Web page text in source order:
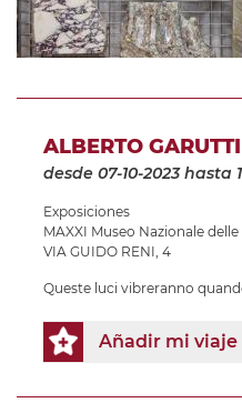
ALBERTO
desde 07-10-2023hasta
Exposiciones
MAXXI Museo Nazionale
VIA GUIDO RENI, 4
Queste luci vibreranno
Añadir mi viaje